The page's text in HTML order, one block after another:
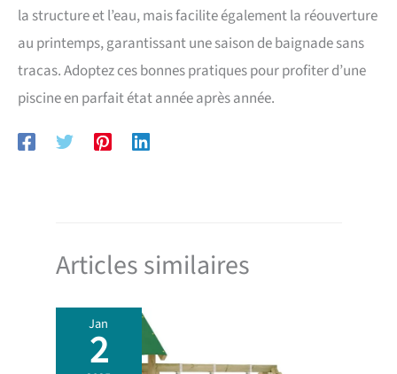
la structure et l’eau, mais facilite également la réouverture
au printemps, garantissant une saison de baignade sans
tracas. Adoptez ces bonnes pratiques pour profiter d’une
piscine en parfait état année après année.
Articles similaires
Jan
2